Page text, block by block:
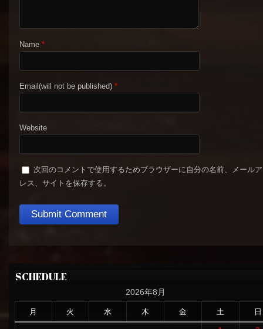
Name *
Email(will not be published) *
Website
次回のコメントで使用するためブラウザーに自分の名前、メール
レス、サイトを保存する。
SCHEDULE
2026年8月
月 火 水 木 金 土 日